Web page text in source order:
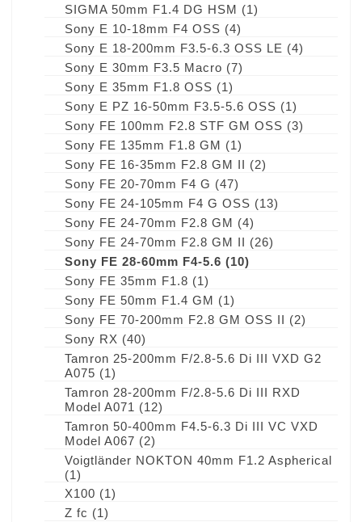
SIGMA 50mm F1.4 DG HSM (1)
Sony E 10-18mm F4 OSS (4)
Sony E 18-200mm F3.5-6.3 OSS LE (4)
Sony E 30mm F3.5 Macro (7)
Sony E 35mm F1.8 OSS (1)
Sony E PZ 16-50mm F3.5-5.6 OSS (1)
Sony FE 100mm F2.8 STF GM OSS (3)
Sony FE 135mm F1.8 GM (1)
Sony FE 16-35mm F2.8 GM II (2)
Sony FE 20-70mm F4 G (47)
Sony FE 24-105mm F4 G OSS (13)
Sony FE 24-70mm F2.8 GM (4)
Sony FE 24-70mm F2.8 GM II (26)
Sony FE 28-60mm F4-5.6 (10)
Sony FE 35mm F1.8 (1)
Sony FE 50mm F1.4 GM (1)
Sony FE 70-200mm F2.8 GM OSS II (2)
Sony RX (40)
Tamron 25-200mm F/2.8-5.6 Di III VXD G2
A075 (1)
Tamron 28-200mm F/2.8-5.6 Di III RXD
Model A071 (12)
Tamron 50-400mm F4.5-6.3 Di III VC VXD
Model A067 (2)
Voigtländer NOKTON 40mm F1.2 Aspherical
(1)
X100 (1)
Z fc (1)